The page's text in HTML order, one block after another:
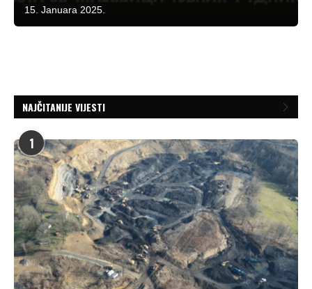
15. Januara 2025.
NAJČITANIJE VIJESTI
1